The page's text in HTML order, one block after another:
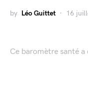
by Léo Guittet 16
Ce baromètre santé